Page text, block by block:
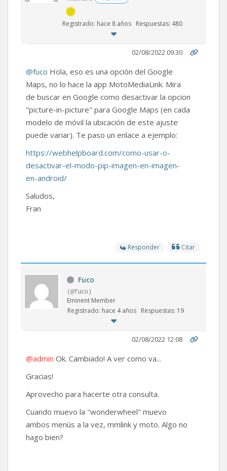
Registrado: hace 8 años Respuestas: 480
02/08/2022 09:30
@fuco Hola, eso es una opción del Google
Maps, no lo hace la app MotoMediaLink. Mira
de buscar en Google como desactivar la opcion
"picture-in-picture" para Google Maps (en cada
modelo de móvil la ubicación de este ajuste
puede variar). Te paso un enlace a ejemplo:
https://webhelpboard.com/como-usar-o-
desactivar-el-modo-pip-imagen-en-imagen-
en-android/
Saludos,
Fran
Responder Citar
Fuco
(@fuco)
Eminent Member
Registrado: hace 4 años Respuestas: 19
02/08/2022 12:08
@admin Ok. Cambiado! A ver como va...
Gracias!
Aprovecho para hacerte otra consulta.
Cuando muevo la "wonderwheel" muevo
ambos menús a la vez, mmlink y moto. Algo no
hago bien?